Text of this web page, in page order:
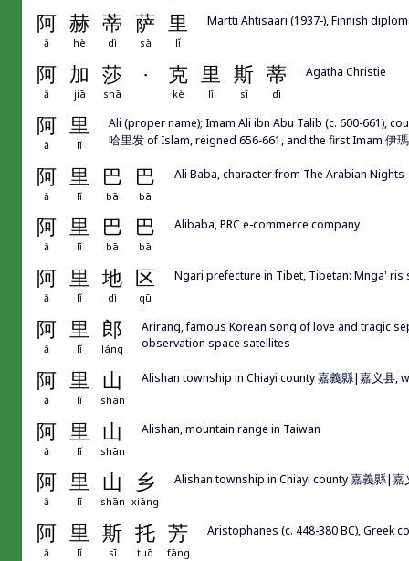
阿 赫 蒂 萨 里
ā hè dì sà lǐ
Martti Ahtisaari (1937-), Finnish
阿 加 莎 · 克 里 斯 蒂
ā jiā shā kè lǐ sī dì
Agatha Christie
阿 里
ā lǐ
Ali (proper name); Imam Ali ibn Abu Talib (c. 600-661),
哈里发 of Islam, reigned 656-661, and the first Imam 伊
阿 里 巴 巴
ā lǐ bā bā
Ali Baba, character from The Arabian Nights
阿 里 巴 巴
ā lǐ bā bā
Alibaba, PRC e-commerce company
阿 里 地 区
ā lǐ dì qū
Ngari prefecture in Tibet, Tibetan: Mnga' ris
阿 里 郎
ā lǐ láng
Arirang, famous Korean song of love and tragic
observation space satellites
阿 里 山
ā lǐ shān
Alishan township in Chiayi county 嘉義縣|嘉义县,
阿 里 山
ā lǐ shān
Alishan, mountain range in Taiwan
阿 里 山 乡
ā lǐ shān xiāng
Alishan township in Chiayi county 嘉義縣|
阿 里 斯 托 芳
ā lǐ sī tuō fāng
Aristophanes (c. 448-380 BC), Greek